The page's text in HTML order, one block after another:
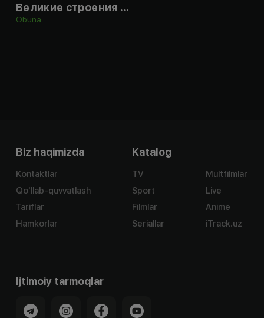
Великие строения древности
Obuna
Biz haqimizda
Kontaktlar
Qo'llab-quvvatlash
Tariflar
Hamkorlar
Katalog
TV
Sport
Filmlar
Seriallar
Multfilmlar
Live
Anime
iTrack.uz
Ijtimoiy tarmoqlar